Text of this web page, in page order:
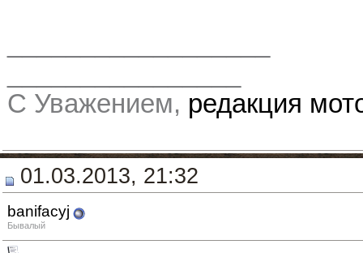
С Уважением, редакция
01.03.2013, 21:32
banifacyj
Бывалый